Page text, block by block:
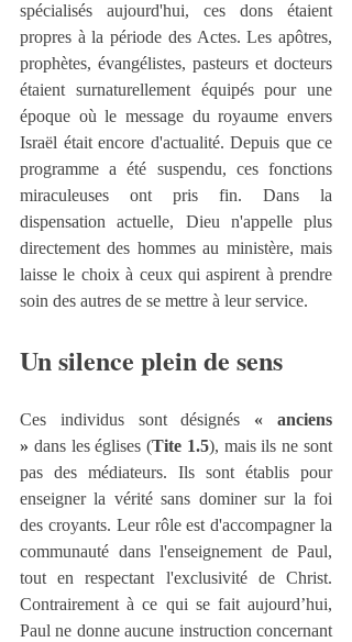
spécialisés aujourd'hui, ces dons étaient
propres à la période des Actes. Les apôtres,
prophètes, évangélistes, pasteurs et docteurs
étaient surnaturellement équipés pour une
époque où le message du royaume envers
Israël était encore d'actualité. Depuis que ce
programme a été suspendu, ces fonctions
miraculeuses ont pris fin. Dans la
dispensation actuelle, Dieu n'appelle plus
directement des hommes au ministère, mais
laisse le choix à ceux qui aspirent à prendre
soin des autres de se mettre à leur service.
Un silence plein de sens
Ces individus sont désignés « anciens
» dans les églises (Tite 1.5), mais ils ne sont
pas des médiateurs. Ils sont établis pour
enseigner la vérité sans dominer sur la foi
des croyants. Leur rôle est d'accompagner la
communauté dans l'enseignement de Paul,
tout en respectant l'exclusivité de Christ.
Contrairement à ce qui se fait aujourd’hui,
Paul ne donne aucune instruction concernant